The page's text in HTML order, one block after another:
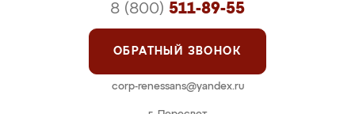
8 (800) 511-89-55
ОБРАТНЫЙ ЗВОНОК
corp-renessans@yandex.ru